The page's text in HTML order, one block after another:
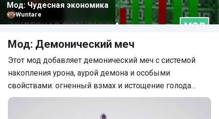
Мод: Чудесная экономика
Wuntare
Мод: Демонический меч
Этот мод добавляет демонический меч с системой
накопления урона, аурой демона и особыми
свойствами: огненный взмах и истощение голода…